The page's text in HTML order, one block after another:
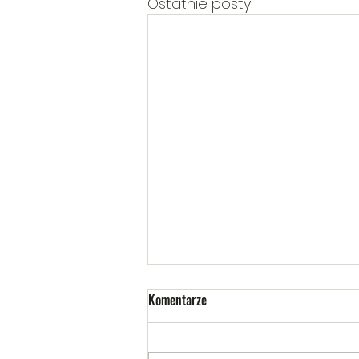
Komentarze